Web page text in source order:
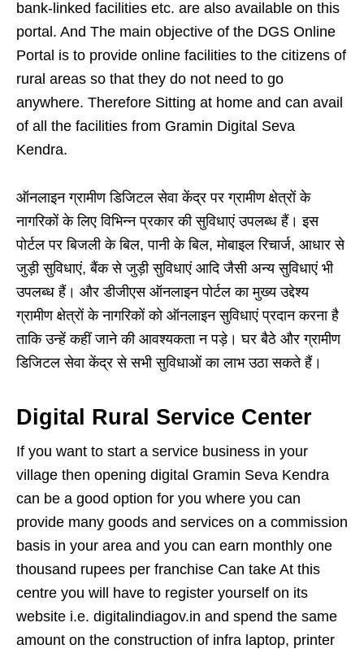
bank-linked facilities etc. are also available on this
portal. And The main objective of the DGS Online
Portal is to provide online facilities to the citizens of
rural areas so that they do not need to go
anywhere. Therefore Sitting at home and can avail
of all the facilities from Gramin Digital Seva
Kendra.
ऑनलाइन ग्रामीण डिजिटल सेवा केंद्र पर ग्रामीण क्षेत्रों के
नागरिकों के लिए विभिन्न प्रकार की सुविधाएं उपलब्ध हैं। इस
पोर्टल पर बिजली के बिल, पानी के बिल, मोबाइल रिचार्ज, आधार से
जुड़ी सुविधाएं, बैंक से जुड़ी सुविधाएं आदि जैसी अन्य सुविधाएं भी
उपलब्ध हैं। और डीजीएस ऑनलाइन पोर्टल का मुख्य उद्देश्य
ग्रामीण क्षेत्रों के नागरिकों को ऑनलाइन सुविधाएं प्रदान करना है
ताकि उन्हें कहीं जाने की आवश्यकता न पड़े। घर बैठे और ग्रामीण
डिजिटल सेवा केंद्र से सभी सुविधाओं का लाभ उठा सकते हैं।
Digital Rural Service Center
If you want to start a service business in your
village then opening digital Gramin Seva Kendra
can be a good option for you where you can
provide many goods and services on a commission
basis in your area and you can earn monthly one
thousand rupees per franchise Can take At this
centre you will have to register yourself on its
website i.e. digitalindiagov.in and spend the same
amount on the construction of infra laptop, printer